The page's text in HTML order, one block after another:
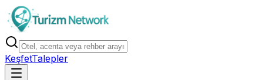
KeşfetTalepler